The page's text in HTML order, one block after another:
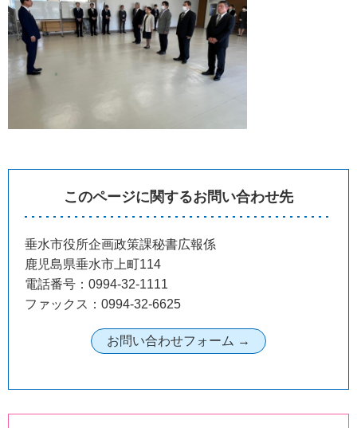
このページに関するお問い合わせ先
垂水市役所企画政策課秘書広報係
鹿児島県垂水市上町114
電話番号：0994-32-1111
ファックス：0994-32-6625